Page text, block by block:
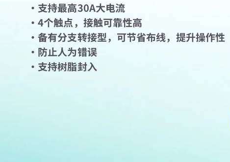
・支持最高30A大电流
・4个触点，接触可靠性高
・备有分支转接型，可节省布线，提升操作性
・防止人为错误
・支持树脂封入